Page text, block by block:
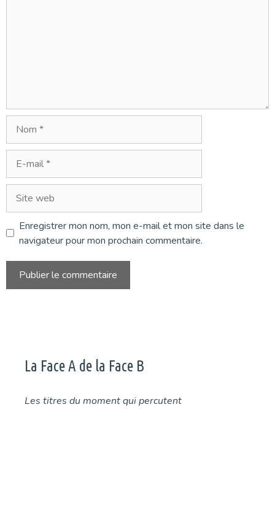
mail
web
Enregistrer mon nom, mon e-mail et mon site dans le
navigateur pour mon prochain commentaire.
La Face A de la Face B
Les titres du moment qui percutent